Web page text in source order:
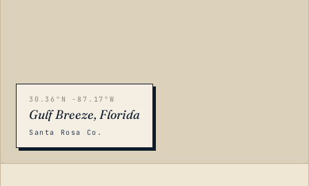
30.36°N -87.17°W
Gulf Breeze, Florida
Santa Rosa Co.